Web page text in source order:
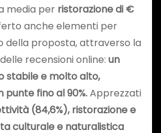
media per ristorazione di €
anche elementi per
della proposta, attraverso la
recensioni online: un
stabile e molto alto,
punte fino al 90%.Apprezzati
(84,6%), ristorazione e
culturale e naturalistica